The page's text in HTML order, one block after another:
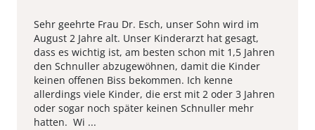
Sehr geehrte Frau Dr. Esch, unser Sohn wird im
August 2 Jahre alt. Unser Kinderarzt hat gesagt,
dass es wichtig ist, am besten schon mit 1,5 Jahren
den Schnuller abzugewöhnen, damit die Kinder
keinen offenen Biss bekommen. Ich kenne
allerdings viele Kinder, die erst mit 2 oder 3 Jahren
oder sogar noch später keinen Schnuller mehr
hatten. Wi ...